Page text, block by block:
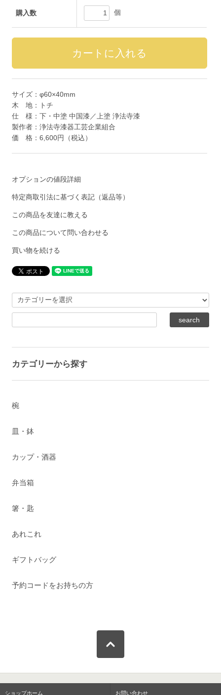
購入数 個
サイズ：φ60×40mm
木 地：トチ
仕 様：下・中塗 中国漆／上塗 浄法寺漆
製作者：浄法寺漆器工芸企業組合
価 格：6,600円（税込）
オプションの値段詳細
特定商取引法に基づく表記（返品等）
この商品を友達に教える
この商品について問い合わせる
買い物を続ける
カテゴリーから探す
椀
皿・鉢
カップ・酒器
弁当箱
箸・匙
あれこれ
ギフトバッグ
予約コードをお持ちの方
ショップホーム お問い合わせ